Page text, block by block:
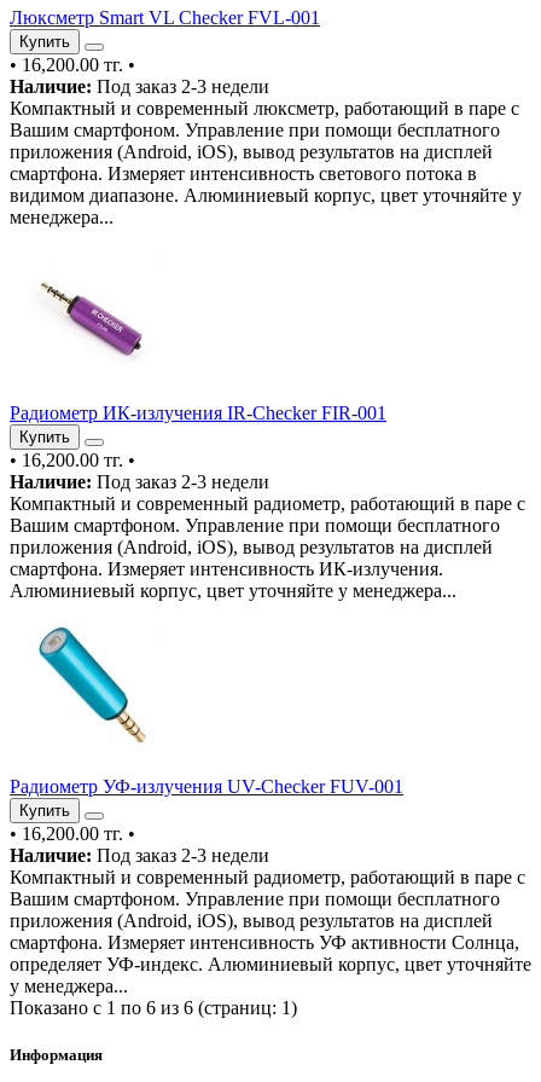
Люксметр Smart VL Checker FVL-001
Купить
• 16,200.00 тг. •
Наличие: Под заказ 2-3 недели
Компактный и современный люксметр, работающий в паре с
Вашим смартфоном. Управление при помощи бесплатного
приложения (Android, iOS), вывод результатов на дисплей
смартфона. Измеряет интенсивность светового потока в
видимом диапазоне. Алюминиевый корпус, цвет уточняйте у
менеджера...
Радиометр ИК-излучения IR-Checker FIR-001
Купить
• 16,200.00 тг. •
Наличие: Под заказ 2-3 недели
Компактный и современный радиометр, работающий в паре с
Вашим смартфоном. Управление при помощи бесплатного
приложения (Android, iOS), вывод результатов на дисплей
смартфона. Измеряет интенсивность ИК-излучения.
Алюминиевый корпус, цвет уточняйте у менеджера...
Радиометр УФ-излучения UV-Checker FUV-001
Купить
• 16,200.00 тг. •
Наличие: Под заказ 2-3 недели
Компактный и современный радиометр, работающий в паре с
Вашим смартфоном. Управление при помощи бесплатного
приложения (Android, iOS), вывод результатов на дисплей
смартфона. Измеряет интенсивность УФ активности Солнца,
определяет УФ-индекс. Алюминиевый корпус, цвет уточняйте
у менеджера...
Показано с 1 по 6 из 6 (страниц: 1)
Информация